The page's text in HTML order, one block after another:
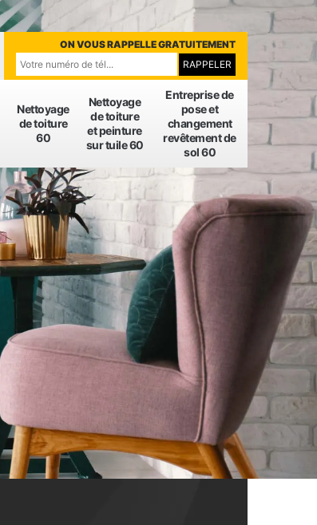
Nettoyage
de toiture
60
Nettoyage
de toiture
et peinture
sur tuile 60
Entreprise de
pose et
changement
revêtement de
sol 60
ON VOUS RAPPELLE GRATUITEMENT